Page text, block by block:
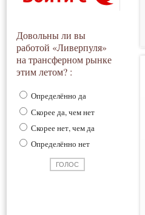
Довольны ли вы
работой «Ливерпуля»
на трансферном рынке
этим летом? :
Определённо да
Скорее да, чем нет
Скорее нет, чем да
Определённо нет